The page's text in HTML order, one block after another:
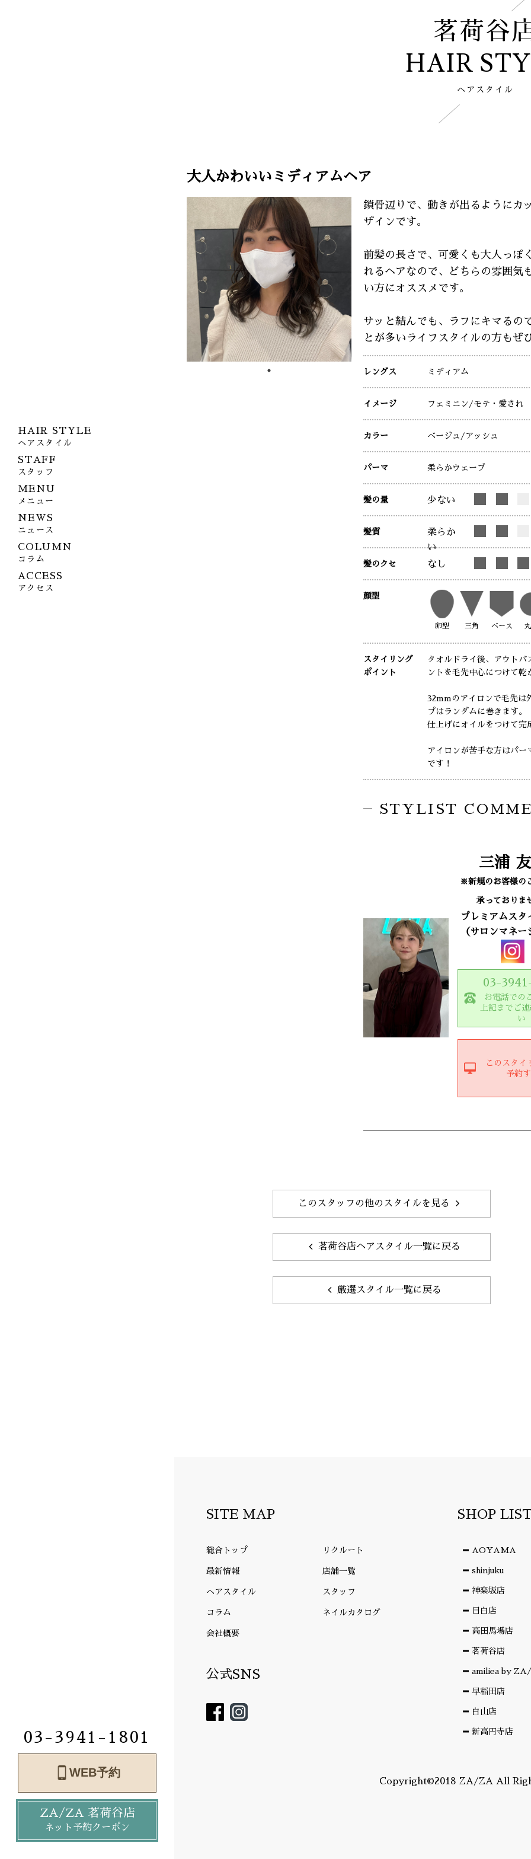
HAIR STYLE
ヘアスタイル
STAFF
スタッフ
MENU
メニュー
NEWS
ニュース
COLUMN
コラム
ACCESS
アクセス
03-3941-1801
WEB予約
ZA/ZA 茗荷谷店
ネット予約クーポン
茗荷谷
HAIR
ヘアスタイル
大人かわいいミディアムヘア
鎖骨辺りで、動きが出るようにカ
ザインです。
前髪の長さで、可愛くも大人っぽ
れるヘアなので、どちらの雰囲気
い方にオススメです。
サッと結んでも、ラフにキマるの
とが多いライフスタイルの方もぜ
レングス ミディアム
イメージ フェミニン /モテ・愛され
カラー ベージュ /アッシュ
パーマ 柔らかウェーブ
髪の量 少ない
髪質
柔らか
い
髪のクセ なし
顔型
卵型 三角 ベース
スタイリング
ポイント
タオルドライ後、アウトバ
ントを毛先中心につけて乾
32mmのアイロンで毛先は
プはランダムに巻きます。
仕上げにオイルをつけて完
アイロンが苦手な方はパー
です！
STYLIST
三浦
※新規のお客様の
承っておりま
プレミアムスタ
（サロンマネー
03-
お電話での
上記までご
い
このスタイ
予約
このスタッフの他のスタイルを見る
茗荷谷店ヘアスタイル一覧に戻る
厳選スタイル一覧に戻る
SITE MAP
総合トップ リクルート
最新情報 店舗一覧
ヘアスタイル スタッフ
コラム ネイルカタログ
会社概要
公式SNS
SHOP LIST
AOYAMA
shinjuku
神楽坂店
目白店
高田馬場店
茗荷谷店
amiliea by
早稲田店
白山店
新高円寺店
Copyright©2018 ZA/ZA All